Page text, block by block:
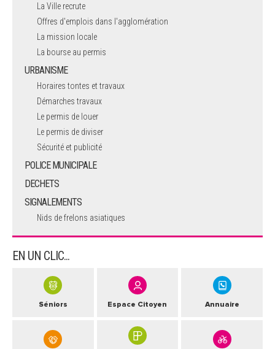
La Ville recrute
Offres d'emplois dans l'agglomération
La mission locale
La bourse au permis
URBANISME
Horaires tontes et travaux
Démarches travaux
Le permis de louer
Le permis de diviser
Sécurité et publicité
POLICE MUNICIPALE
DECHETS
SIGNALEMENTS
Nids de frelons asiatiques
EN UN CLIC...
Séniors Espace Citoyen Annuaire